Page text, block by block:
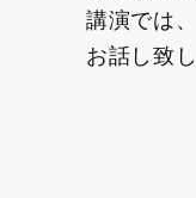
講演では
お話し致